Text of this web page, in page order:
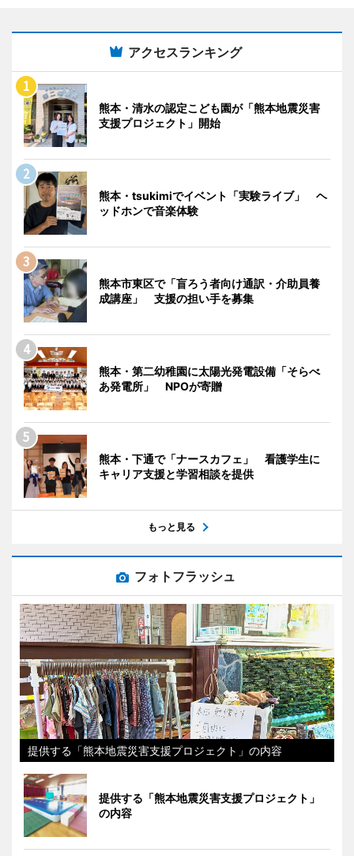
アクセスランキング
熊本・清水の認定こども園が「熊本地震災害
支援プロジェクト」開始
熊本・tsukimiでイベント「実験ライブ」 ヘ
ッドホンで音楽体験
熊本市東区で「盲ろう者向け通訳・介助員養
成講座」 支援の担い手を募集
熊本・第二幼稚園に太陽光発電設備「そらべ
あ発電所」 NPOが寄贈
熊本・下通で「ナースカフェ」 看護学生に
キャリア支援と学習相談を提供
もっと見る
フォトフラッシュ
提供する「熊本地震災害支援プロジェクト」の内容
提供する「熊本地震災害支援プロジェクト」
の内容